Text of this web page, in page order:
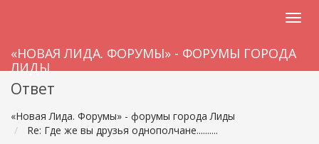
«НОВАЯ ЛИДА. ФОРУМЫ» - ФОРУМЫ ГОРОДА
ЛИДЫ
Ответ
«Новая Лида. Форумы» - форумы города Лиды
Re: Где же вы друзья однополчане..........